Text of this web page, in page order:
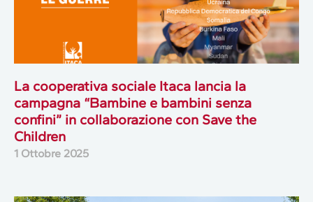
La cooperativa sociale Itaca lancia la
campagna “Bambine e bambini senza
confini” in collaborazione con Save the
Children
1 Ottobre 2025